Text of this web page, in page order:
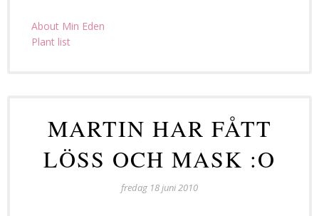
About Min Eden
Plant list
MARTIN HAR FÅTT
LÖSS OCH MASK :O
fredag 18 juni 2010